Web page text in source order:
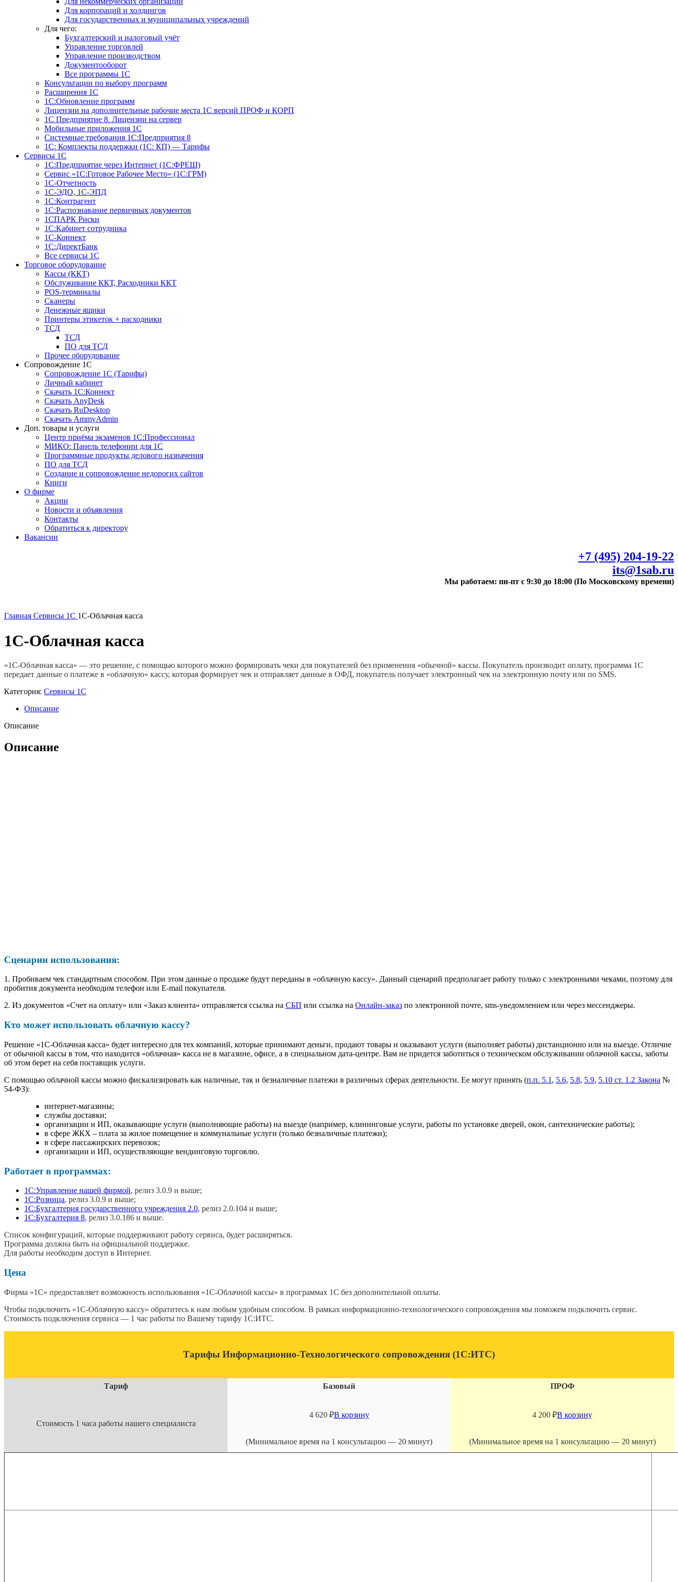
Для корпораций и холдингов
Для государственных и муниципальных учреждений
Для чего:
Бухгалтерский и налоговый учёт
Управление торговлей
Управление производством
Документооборот
Все программы 1С
Консультации по выбору программ
Расширения 1С
1С:Обновление программ
Лицензии на дополнительные рабочие места 1С версий ПРОФ и КОРП
1С Предприятие 8. Лицензии на сервер
Мобильные приложения 1С
Системные требования 1С:Предприятия 8
1С: Комплекты поддержки (1С: КП) — Тарифы
Сервисы 1С
1С:Предприятие через Интернет (1С:ФРЕШ)
Сервис «1С:Готовое Рабочее Место» (1С:ГРМ)
1С-Отчетность
1С-ЭДО, 1С-ЭПД
1С:Контрагент
1С:Распознавание первичных документов
1СПАРК Риски
1С:Кабинет сотрудника
1С-Коннект
1С:ДиректБанк
Все сервисы 1С
Торговое оборудование
Кассы (ККТ)
Обслуживание ККТ, Расходники ККТ
POS-терминалы
Сканеры
Денежные ящики
Принтеры этикеток + расходники
ТСД
ТСД
ПО для ТСД
Прочее оборудование
Сопровождение 1С
Сопровождение 1С (Тарифы)
Личный кабинет
Скачать 1С:Коннект
Скачать AnyDesk
Скачать RuDesktop
Скачать AmmyAdmin
Доп. товары и услуги
Центр приёма экзаменов 1С:Профессионал
МИКО: Панель телефонии для 1С
Программные продукты делового назначения
ПО для ТСД
Создание и сопровождение недорогих сайтов
Книги
О фирме
Акции
Новости и объявления
Контакты
Обратиться к директору
Вакансии
+7 (495) 204-19-22
its@1sab.ru
Мы работаем: пн-пт с 9:30 до 18:00 (По Московскому времени)
Главная Сервисы 1С 1С-Облачная касса
1С-Облачная касса
«1С-Облачная касса» — это решение, с помощью которого можно формировать чеки для покупателей без применения «обычной» кассы. Покупатель производит оплату, программа 1С
передает данные о платеже в «облачную» кассу, которая формирует чек и отправляет данные в ОФД, покупатель получает электронный чек на электронную почту или по SMS.
Категория: Сервисы 1С
Описание
Описание
Описание
Сценарии использования:
1. Пробиваем чек стандартным способом. При этом данные о продаже будут переданы в «облачную кассу». Данный сценарий предполагает работу только с электронными чеками, поэтому для
пробития документа необходим телефон или E-mail покупателя.
2. Из документов «Счет на оплату» или «Заказ клиента» отправляется ссылка на СБП или ссылка на Онлайн-заказ по электронной почте, sms-уведомлением или через мессенджеры.
Кто может использовать облачную кассу?
Решение «1С-Облачная касса» будет интересно для тех компаний, которые принимают деньги, продают товары и оказывают услуги (выполняет работы) дистанционно или на выезде. Отличие
от обычной кассы в том, что находится «облачная» касса не в магазине, офисе, а в специальном дата-центре. Вам не придется заботиться о техническом обслуживании облачной кассы, заботы
об этом берет на себя поставщик услуги.
С помощью облачной кассы можно фискализировать как наличные, так и безналичные платежи в различных сферах деятельности. Ее могут принять (п.п. 5.1 , 5.6, 5.8, 5.9, 5.10 ст. 1.2 Закона №
54-ФЗ):
интернет-магазины;
службы доставки;
организации и ИП, оказывающие услуги (выполняющие работы) на выезде (например, клининговые услуги, работы по установке дверей, окон, сантехнические работы);
в сфере ЖКХ – плата за жилое помещение и коммунальные услуги (только безналичные платежи);
в сфере пассажирских перевозок;
организации и ИП, осуществляющие вендинговую торговлю.
Работает в программах:
1C:Управление нашей фирмой, релиз 3.0.9 и выше;
1С:Розница, релиз 3.0.9 и выше;
1С:Бухгалтерия государственного учреждения 2.0, релиз 2.0.104 и выше;
1С:Бухгалтерия 8, релиз 3.0.186 и выше.
Список конфигураций, которые поддерживают работу сервиса, будет расширяться.
Программа должна быть на официальной поддержке.
Для работы необходим доступ в Интернет.
Цена
Фирма «1С» предоставляет возможность использования «1С-Облачной кассы» в программах 1С без дополнительной оплаты.
Чтобы подключить «1С-Облачную кассу» обратитесь к нам любым удобным способом. В рамках информационно-технологического сопровождения мы поможем подключить сервис.
Стоимость подключения сервиса — 1 час работы по Вашему тарифу 1С:ИТС.
Тарифы Информационно-Технологического сопровождения (1С:ИТС)
Тариф Базовый ПРОФ
Стоимость 1 часа работы нашего специалиста
4 620 ₽В корзину
(Минимальное время на 1 консультацию — 20 минут)
4 200 ₽В корзину
(Минимальное время на 1 консультацию — 20 минут)